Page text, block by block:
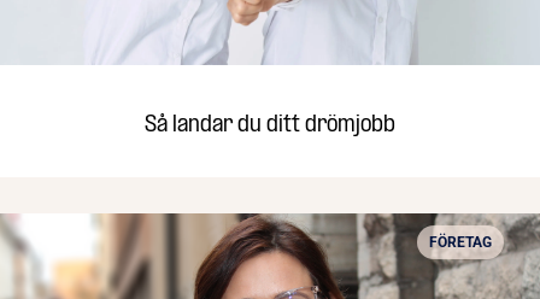
Så landar du ditt drömjobb
FÖRETAG